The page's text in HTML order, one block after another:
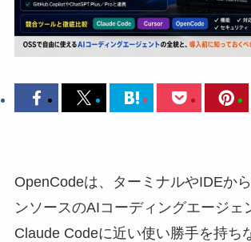
OpenCodeは、ターミナルやIDEか
ンソースのAIコーディングエージェ
Claude Codeに近い使い勝手を持ち